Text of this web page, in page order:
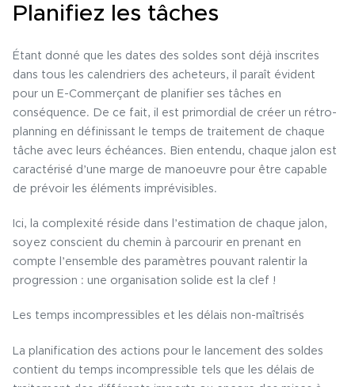
Planifiez les tâches
Étant donné que les dates des soldes sont déjà inscrites
dans tous les calendriers des acheteurs, il paraît évident
pour un E-Commerçant de planifier ses tâches en
conséquence. De ce fait, il est primordial de créer un rétro-
planning en définissant le temps de traitement de chaque
tâche avec leurs échéances. Bien entendu, chaque jalon est
caractérisé d’une marge de manoeuvre pour être capable
de prévoir les éléments imprévisibles.
Ici, la complexité réside dans l’estimation de chaque jalon,
soyez conscient du chemin à parcourir en prenant en
compte l’ensemble des paramètres pouvant ralentir la
progression : une organisation solide est la clef !
Les temps incompressibles et les délais non-maîtrisés
La planification des actions pour le lancement des soldes
contient du temps incompressible tels que les délais de